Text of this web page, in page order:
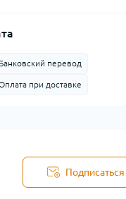
Банковский перевод
при доставке
Подписаться